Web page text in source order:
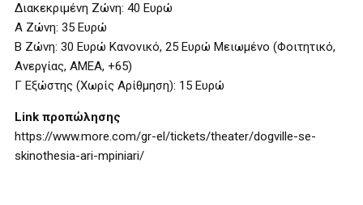
Διακεκριμένη Ζώνη: 40 Ευρώ
Α Ζώνη: 35 Ευρώ
Β Ζώνη: 30 Ευρώ Κανονικό, 25 Ευρώ Μειωμένο (Φοιτητικό,
Ανεργίας, ΑΜΕΑ, +65)
Γ Εξώστης (Χωρίς Αρίθμηση): 15 Ευρώ
Link προπώλησης
https://www.more.com/gr-el/tickets/theater/dogville-se-
skinothesia-ari-mpiniari/